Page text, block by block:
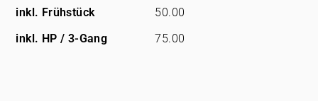
inkl. Frühstück
50.00
inkl. HP / 3-Gang
75.00